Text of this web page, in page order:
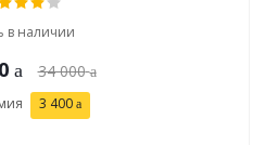
в наличии
34 000
3 400